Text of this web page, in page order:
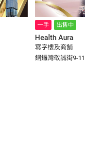
一手 出售中
Health Aura
寫字樓及商舖
銅鑼灣敬誠街9-